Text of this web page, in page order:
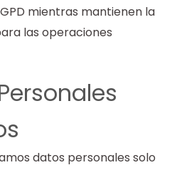
mientras mantienen la
las operaciones
datos personales solo